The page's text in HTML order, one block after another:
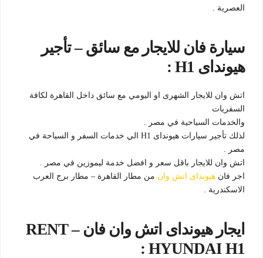
العصرية .
سيارة فان للايجار مع سائق – تأجير
هيونداى H1 :
اتش وان للايجار الشهرى او اليومي مع سائق داخل القاهرة لكافة
السفريات
والخدمات السياحية في مصر .
لذلك تأجير سيارات هيونداى H1 الي خدمات السفر و السياحة في
مصر .
اتش وان للايجار باقل سعر و افضل خدمة ليموزين في مصر .
اجر فان هيونداى اتش وان من مطار القاهرة – مطار برج العرب
الاسكندرية .
ايجار هيونداى اتش وان فان – RENT
HYUNDAI H1 :